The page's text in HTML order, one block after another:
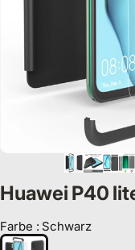
Huawei P40
Farbe : Schwarz
Farbe